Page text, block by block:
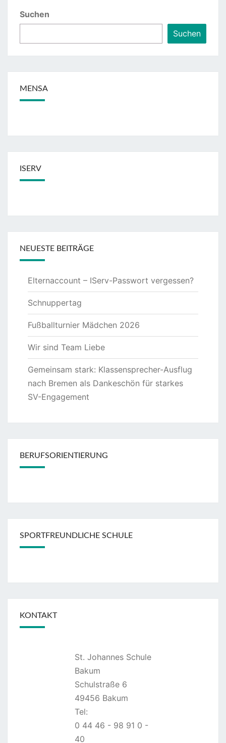
Suchen
Suchen
MENSA
ISERV
NEUESTE BEITRÄGE
Elternaccount – IServ-Passwort vergessen?
Schnuppertag
Fußballturnier Mädchen 2026
Wir sind Team Liebe
Gemeinsam stark: Klassensprecher-Ausflug
nach Bremen als Dankeschön für starkes
SV-Engagement
BERUFSORIENTIERUNG
SPORTFREUNDLICHE SCHULE
KONTAKT
St. Johannes Schule
Bakum
Schulstraße 6
49456 Bakum
Tel:
0 44 46 - 98 91 0 -
40